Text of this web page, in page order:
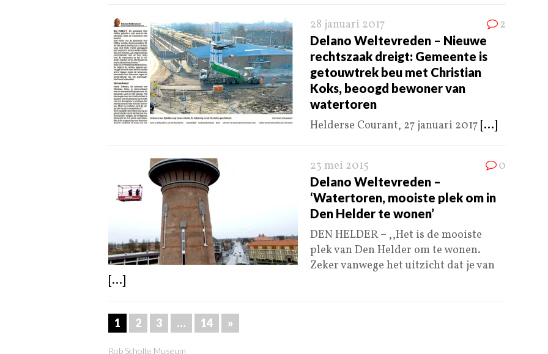
28 januari 2017 2
Delano Weltevreden – Nieuwe
rechtszaak dreigt: Gemeente is
getouwtrek beu met Christian
Koks, beoogd bewoner van
watertoren
Helderse Courant, 27 januari 2017 [...]
23 mei 2015 0
Delano Weltevreden –
‘Watertoren, mooiste plek om in
Den Helder te wonen’
DEN HELDER – ,,Het is de mooiste
plek van Den Helder om te wonen.
Zeker vanwege het uitzicht dat je van
[...]
1 2 3 … 14 »
Rob Scholte Museum